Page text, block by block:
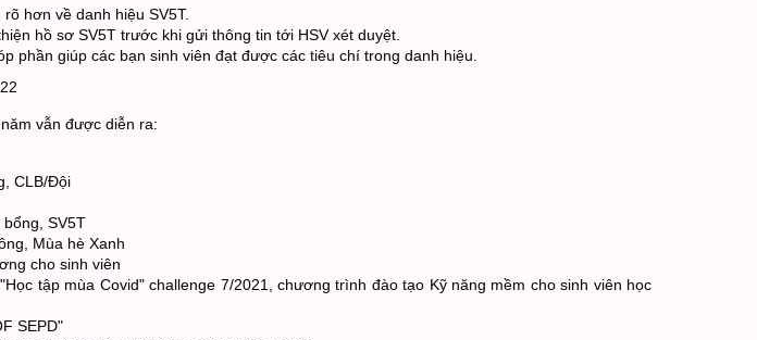
hơn về danh hiệu SV5T.
hồ sơ SV5T trước khi gửi thông tin tới HSV xét duyệt.
phần giúp các bạn sinh viên đạt được các tiêu chí trong danh hiệu.
vẫn được diễn ra:
CLB/Đội
bổng, SV5T
Mùa hè Xanh
cho sinh viên
tập mùa Covid" challenge 7/2021, chương trình đào tạo Kỹ năng mềm cho sinh viên học
SEPD"